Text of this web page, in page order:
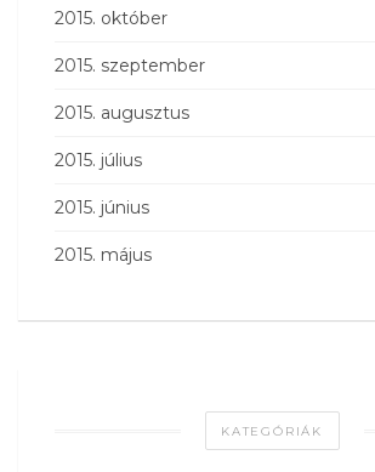
2015. október
2015. szeptember
2015. augusztus
2015. július
2015. június
2015. május
KATEGÓRIÁK